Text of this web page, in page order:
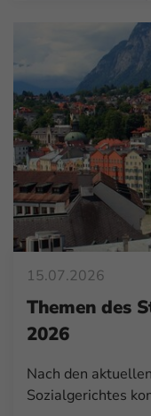
15.07.2026
Themen des
2026
Nach den
Sozialgerichtes